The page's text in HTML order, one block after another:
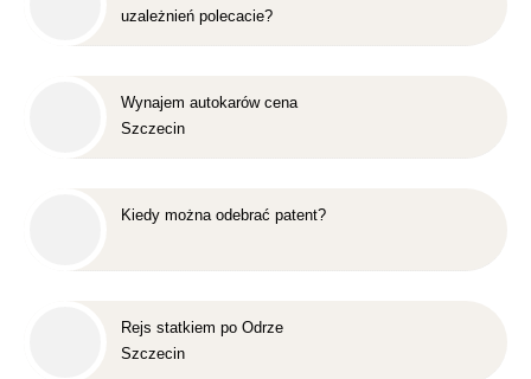
uzależnień polecacie?
Wynajem autokarów cena
Szczecin
Kiedy można odebrać patent?
Rejs statkiem po Odrze
Szczecin